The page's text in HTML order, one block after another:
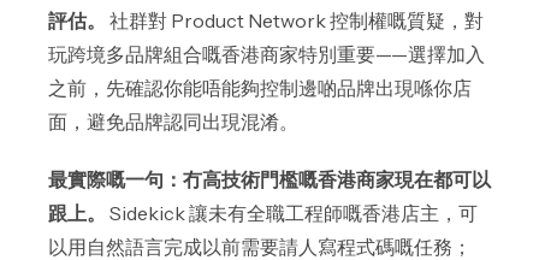
評估。
社群對 Product Network 控制權嘅質疑，對
玩跨境多品牌組合嘅香港商家特別重要——選擇加入
之前，先確認你能唔能夠控制邊啲品牌出現喺你店
面，避免品牌認同出現混淆。
最實際嘅一句：冇高技術門檻嘅香港商家現在都可以
跟上。
Sidekick 讓未有全職工程師嘅香港店主，可
以用自然語言完成以前需要請人寫程式碼嘅任務；